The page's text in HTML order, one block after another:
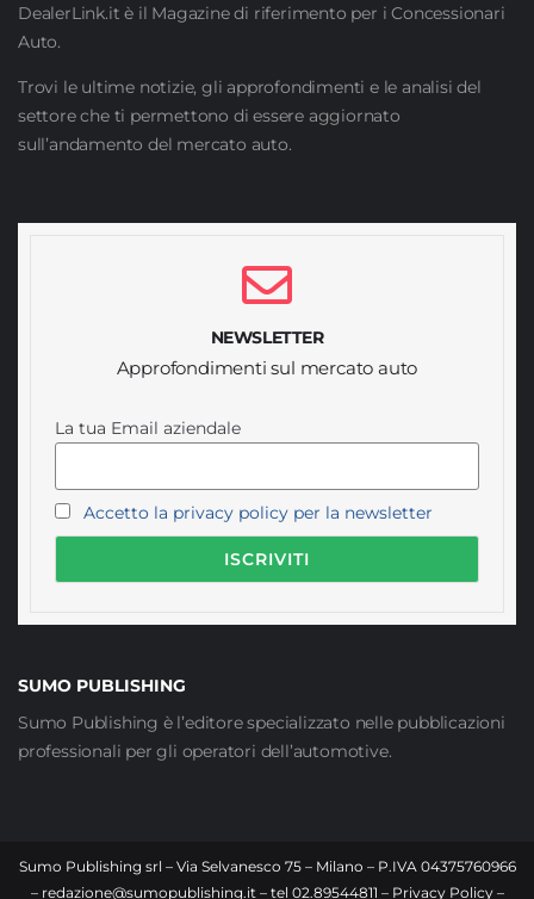
DealerLink.it è il Magazine di riferimento per i Concessionari
Auto.
Trovi le ultime notizie, gli approfondimenti e le analisi del
settore che ti permettono di essere aggiornato
sull’andamento del mercato auto.
NEWSLETTER
Approfondimenti sul mercato auto
La tua Email aziendale
Accetto la privacy policy per la newsletter
SUMO PUBLISHING
Sumo Publishing è l’editore specializzato nelle pubblicazioni
professionali per gli operatori dell’automotive.
Sumo Publishing srl – Via Selvanesco 75 – Milano – P.IVA 04375760966
– redazione@sumopublishing.it – tel 02.89544811 – Privacy Policy–